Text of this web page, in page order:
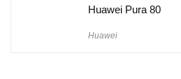
Huawei Pura 80
Huawei